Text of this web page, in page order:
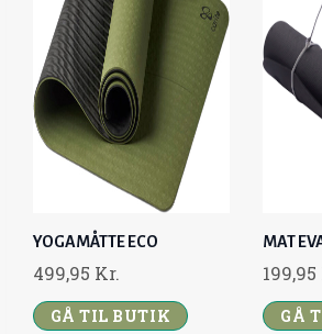
YOGAMÅTTE ECO
499,95 Kr.
GÅ TIL BUTIK
MAT
199,95
GÅ